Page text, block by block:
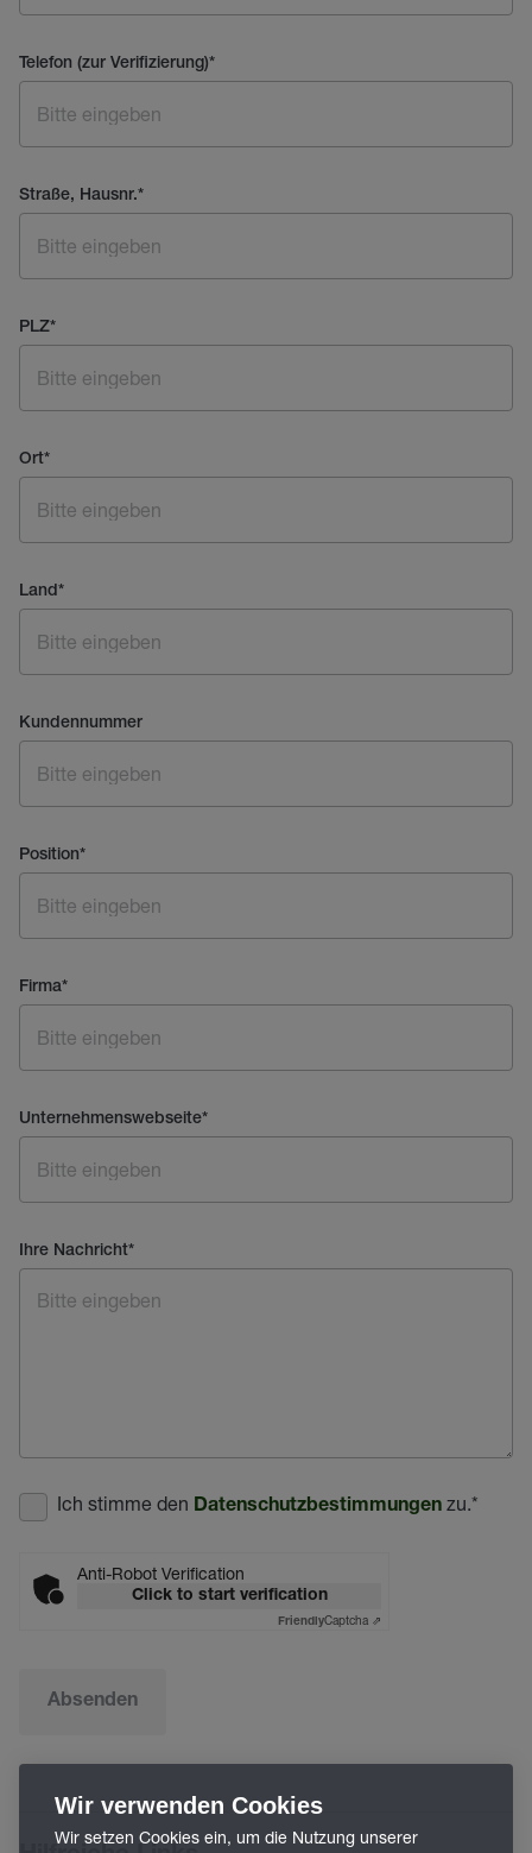
Telefon (zur Verifizierung)*
Straße, Hausnr.*
PLZ*
Ort*
Land*
Kundennummer
Position*
Firma*
Unternehmenswebseite*
Ihre Nachricht*
Ich stimme den Datenschutzbestimmungen zu.*
Anti-Robot Verification
Click to start verification
FriendlyCaptcha ⇗
Absenden
Wir verwenden Cookies
Wir setzen Cookies ein, um die Nutzung unserer